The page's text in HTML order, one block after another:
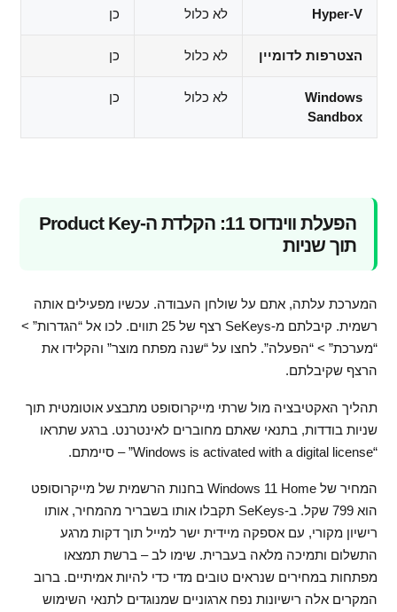
Hyper-V לא כלול כן
הצטרפות לדומיין לא כלול כן
Windows
Sandbox
לא כלול כן
הפעלת ווינדוס 11: הקלדת ה-Product Key
תוך שניות
המערכת עלתה, אתם על שולחן העבודה. עכשיו מפעילים אותה
רשמית. קיבלתם מ-SeKeys רצף של 25 תווים. לכו אל “הגדרות” >
“מערכת” > “הפעלה”. לחצו על “שנה מפתח מוצר” והקלידו את
הרצף שקיבלתם.
תהליך האקטיבציה מול שרתי מייקרוסופט מתבצע אוטומטית תוך
שניות בודדות, בתנאי שאתם מחוברים לאינטרנט. ברגע שתראו
“Windows is activated with a digital license” – סיימתם.
המחיר של Windows 11 Home בחנות הרשמית של מייקרוסופט
הוא 799 שקל. ב-SeKeys תקבלו אותו בשבריר מהמחיר, אותו
רישיון מקורי, עם אספקה מיידית ישר למייל תוך דקות מרגע
התשלום ותמיכה מלאה בעברית. שימו לב – ברשת תמצאו
מפתחות במחירים שנראים טובים מדי כדי להיות אמיתיים. ברוב
המקרים אלה רישיונות נפח ארגוניים שמנוגדים לתנאי השימוש